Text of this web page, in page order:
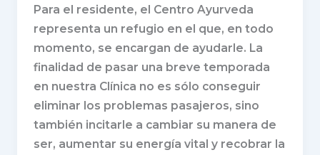
Para el residente, el Centro Ayurveda
representa un refugio en el que, en todo
momento, se encargan de ayudarle. La
finalidad de pasar una breve temporada
en nuestra Clínica no es sólo conseguir
eliminar los problemas pasajeros, sino
también incitarle a cambiar su manera de
ser, aumentar su energía vital y recobrar la